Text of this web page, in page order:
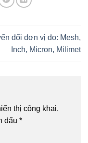
đổi đơn vị đo: Mesh,
Inch, Micron, Milimet
thị công khai.
dấu *